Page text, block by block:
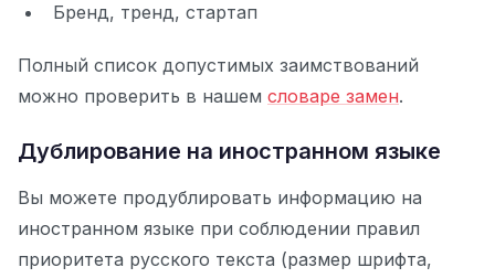
Бренд, тренд, стартап
Полный список допустимых заимствований
можно проверить в нашем словаре замен.
Дублирование на иностранном языке
Вы можете продублировать информацию на
иностранном языке при соблюдении правил
приоритета русского текста (размер шрифта,